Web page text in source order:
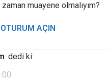
muayene olmalıyım?
AÇIN
dedi ki: